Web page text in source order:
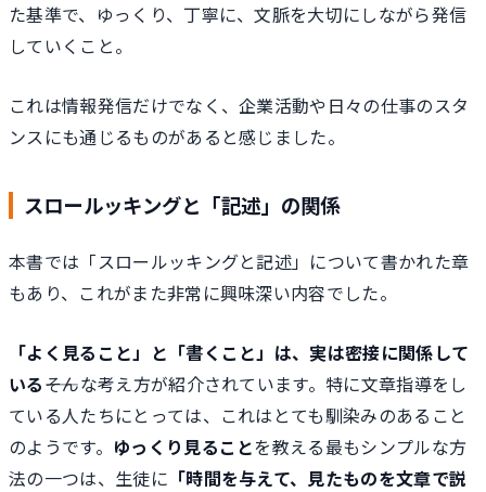
た基準で、ゆっくり、丁寧に、文脈を大切にしながら発信
していくこと。
これは情報発信だけでなく、企業活動や日々の仕事のスタ
ンスにも通じるものがあると感じました。
スロールッキングと「記述」の関係
本書では「スロールッキングと記述」について書かれた章
もあり、これがまた非常に興味深い内容でした。
「よく見ること」と「書くこと」は、実は密接に関係して
いる――そんな考え方が紹介されています。特に文章指導をし
ている人たちにとっては、これはとても馴染みのあること
のようです。 ゆっくり見ることを教える最もシンプルな方
法の一つは、生徒に 「時間を与えて、見たものを文章で説